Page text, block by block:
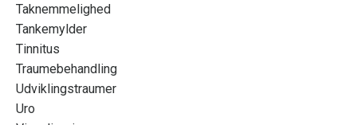
Taknemmelighed
Tankemylder
Tinnitus
Traumebehandling
Udviklingstraumer
Uro